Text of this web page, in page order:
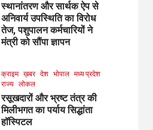
स्थानांतरण और सार्थक ऐप से
अनिवार्य उपस्थिति का विरोध
तेज, पशुपालन कर्मचारियों ने
मंत्री को सौंपा ज्ञापन
क्राइम ख़बर देश भोपाल मध्य प्रदेश
राज्य लोकल
रसूखदारों और भ्रष्ट तंत्र की
मिलीभगत का पर्याय सिद्धांता
हॉस्पिटल